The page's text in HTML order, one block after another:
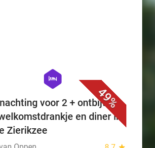
49%
hexagon
hotel
voor 2 + ontbijt +
en diner in
Zierikzee